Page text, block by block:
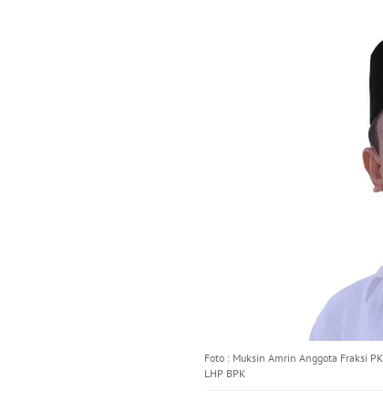
Foto : Muksin Amrin Anggota Fraksi
LHP BPK